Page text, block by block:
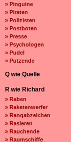
» Pinguine
» Piraten
» Polizisten
» Postboten
» Presse
» Psychologen
» Pudel
» Putzende
Q wie Quelle
R wie Richard
» Raben
» Raketenwerfer
» Rangabzeichen
» Rasieren
» Rauchende
» Raumschiffe